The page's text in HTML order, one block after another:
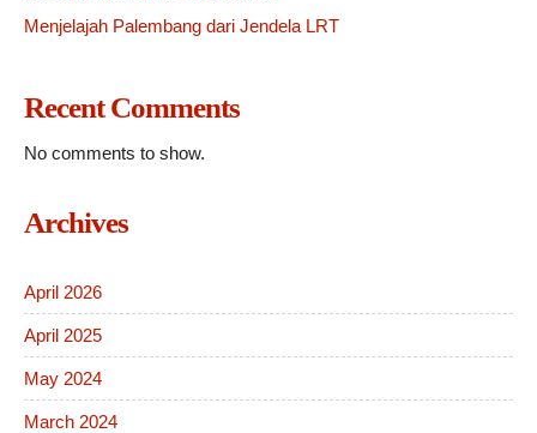
Menjelajah Palembang dari Jendela LRT
Recent Comments
No comments to show.
Archives
April 2026
April 2025
May 2024
March 2024